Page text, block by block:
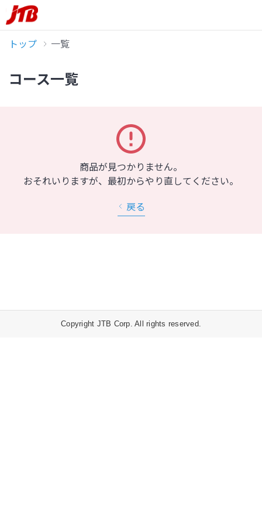
トップ 一覧
コース一覧
商品が見つかりません。
おそれいりますが、最初からやり直してください。
戻る
Copyright JTB Corp. All rights reserved.